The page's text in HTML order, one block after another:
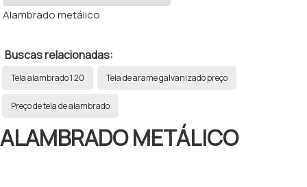
Alambrado metálico
Buscas relacionadas:
Tela alambrado 1 20 Tela de arame galvanizado preço
Preço de tela de alambrado
ALAMBRADO METÁLICO